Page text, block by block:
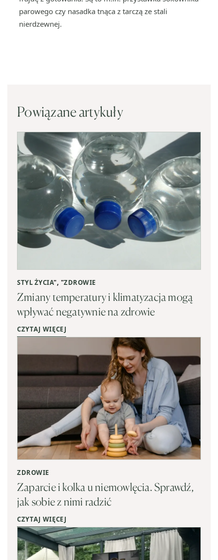
parowego czy nasadka tnąca z tarczą ze stali
nierdzewnej.
Powiązane artykuły
STYL ŻYCIA", "ZDROWIE
Zmiany temperatury i klimatyzacja mogą
wpływać negatywnie na zdrowie
CZYTAJ WIĘCEJ
ZDROWIE
Zaparcie i kolka u niemowlęcia. Sprawdź,
jak sobie z nimi radzić
CZYTAJ WIĘCEJ